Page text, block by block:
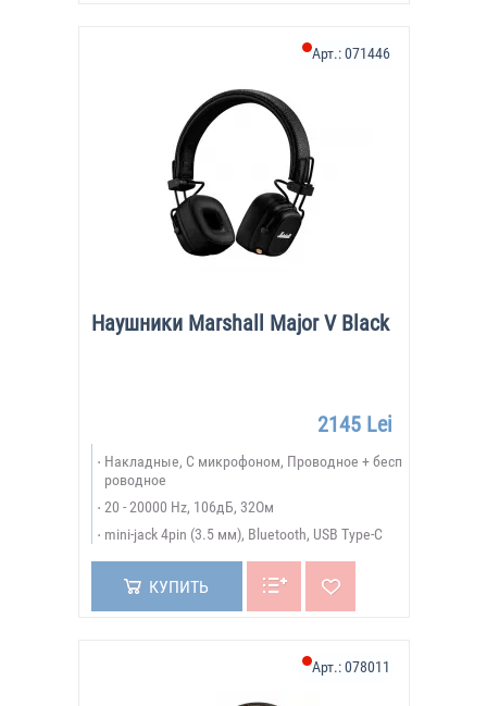
Наушники Marshall Major V Black
Арт.:071446
2145 Lei
Накладные, С микрофоном, Проводное + бесп
роводное
20 - 20000 Hz, 106дБ, 32Ом
mini-jack 4pin (3.5 мм), Bluetooth, USB Type-C
КУПИТЬ
Арт.:078011